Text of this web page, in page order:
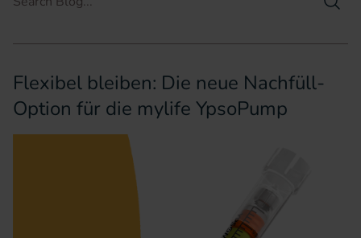
Flexibel bleiben: Die neue Nachfüll-
Option für die mylife YpsoPump